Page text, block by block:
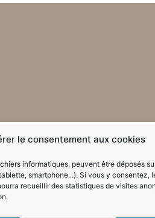
le consentement aux cookies
informatiques, peuvent être déposés
smartphone...). Si vous y consentez,
recueillir des statistiques de visites